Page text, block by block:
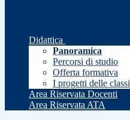
Didattica
Panoramica
Percorsi di studio
Offerta formativa
I progetti delle classi
Area Riservata Docenti
Area Riservata ATA